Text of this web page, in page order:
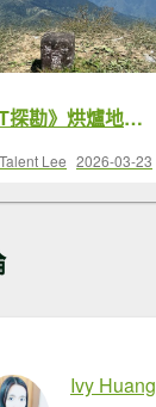
《SBT探勘》烘爐地山O型縱走 渭水之丘上山 經桶後古道礁溪端 匏崙回原點 遇見森林生態之美
Talent Lee 2026-03-23
Ivy Huang